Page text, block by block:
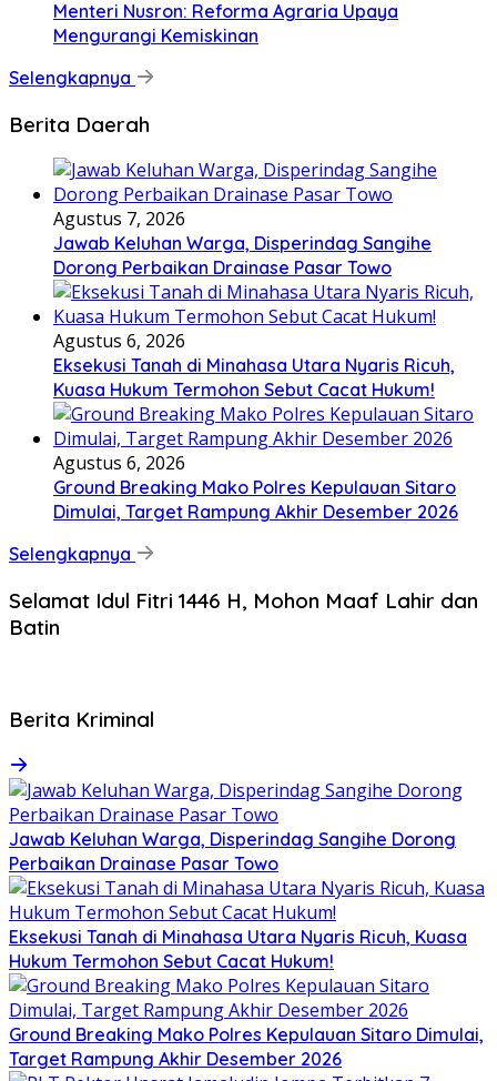
Menteri Nusron: Reforma Agraria Upaya
Mengurangi Kemiskinan
Selengkapnya
Berita Daerah
Agustus 7, 2026
Jawab Keluhan Warga, Disperindag Sangihe
Dorong Perbaikan Drainase Pasar Towo
Agustus 6, 2026
Eksekusi Tanah di Minahasa Utara Nyaris Ricuh,
Kuasa Hukum Termohon Sebut Cacat Hukum!
Agustus 6, 2026
Ground Breaking Mako Polres Kepulauan Sitaro
Dimulai, Target Rampung Akhir Desember 2026
Selengkapnya
Selamat Idul Fitri 1446 H, Mohon Maaf Lahir dan
Batin
Berita Kriminal
Jawab Keluhan Warga, Disperindag Sangihe Dorong
Perbaikan Drainase Pasar Towo
Eksekusi Tanah di Minahasa Utara Nyaris Ricuh, Kuasa
Hukum Termohon Sebut Cacat Hukum!
Ground Breaking Mako Polres Kepulauan Sitaro Dimulai,
Target Rampung Akhir Desember 2026